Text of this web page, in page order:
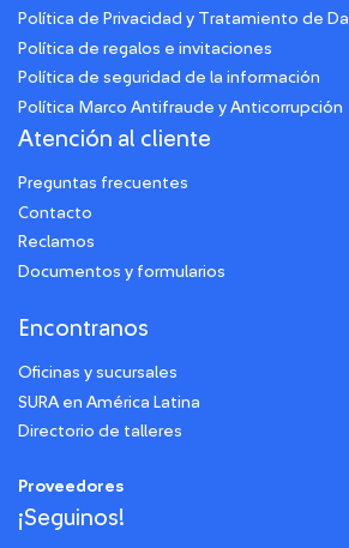
Política de Privacidad y Tratamiento de
Política de regalos e invitaciones
Política de seguridad de la información
Política Marco Antifraude y Anticorrupción
Atención al cliente
Preguntas frecuentes
Contacto
Reclamos
Documentos y formularios
Encontranos
Oficinas y sucursales
SURA en América Latina
Directorio de talleres
Proveedores
¡Seguinos!